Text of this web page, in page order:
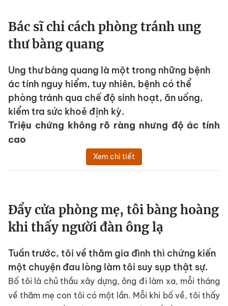
Bác sĩ chỉ cách phòng tránh ung
thư bàng quang
Ung thư bàng quang là một trong những bệnh
ác tính nguy hiểm, tuy nhiên, bệnh có thể
phòng tránh qua chế độ sinh hoạt, ăn uống,
kiểm tra sức khoẻ định kỳ.
Triệu chứng không rõ ràng nhưng độ ác tính
cao
Xem chi tiết
Đẩy cửa phòng mẹ, tôi bàng hoàng
khi thấy người đàn ông lạ
Tuần trước, tôi về thăm gia đình thì chứng kiến
một chuyện đau lòng làm tôi suy sụp thật sự.
Bố tôi là chủ thầu xây dựng, ông đi làm xa, mỗi tháng
về thăm mẹ con tôi có một lần. Mỗi khi bố về, tôi thấy